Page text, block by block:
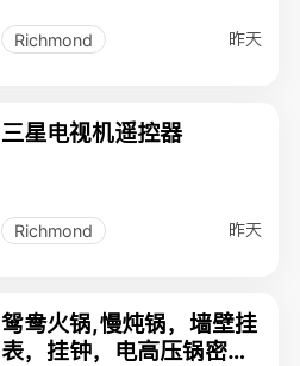
Richmond 昨天
三星电视机遥控器
Richmond 昨天
鸳鸯火锅,慢炖锅，墙壁挂
表，挂钟，电高压锅密封